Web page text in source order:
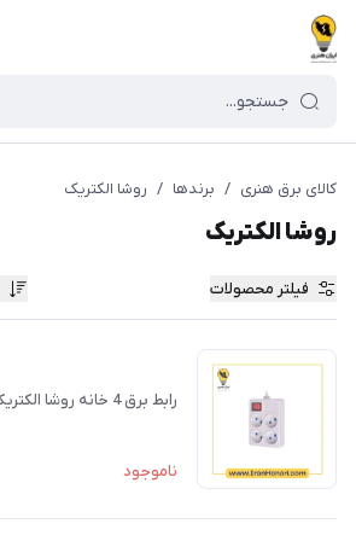
کالای برق هنری / برندها / روشا الکتریک
روشا الکتریک
فیلتر محصولات
رابط برق 4 خانه روشا الکتریک
ناموجود